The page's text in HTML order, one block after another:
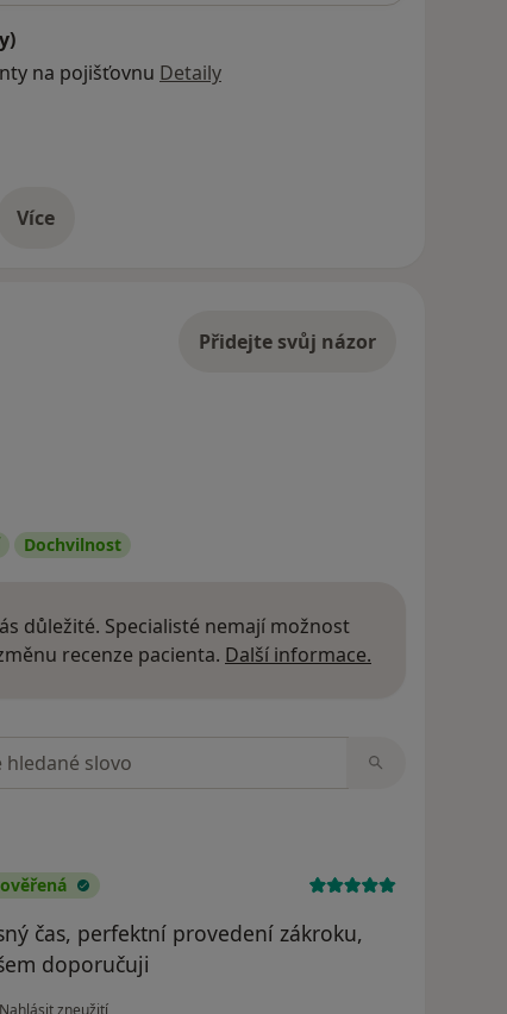
na pojišťovnu Detaily
Víceo adrese
Přidejte svůj názor
Dochvilnost
důležité. Specialisté nemají možnost
recenze pacienta. Další informace.
názorech
čas, perfektní provedení zákroku,
doporučuji
podle názoru uživatele Pavlína Stejskalová
Nahlásit zneužití